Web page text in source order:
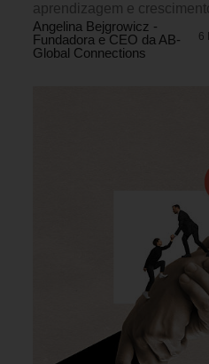
aprendizagem e
Angelina Bejgrowicz -
Fundadora e CEO da AB-
Global Connections
6